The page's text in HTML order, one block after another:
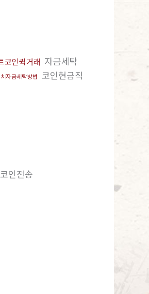
코인퀵거래 자금세탁
자금세탁방법
코인현금직
인전송